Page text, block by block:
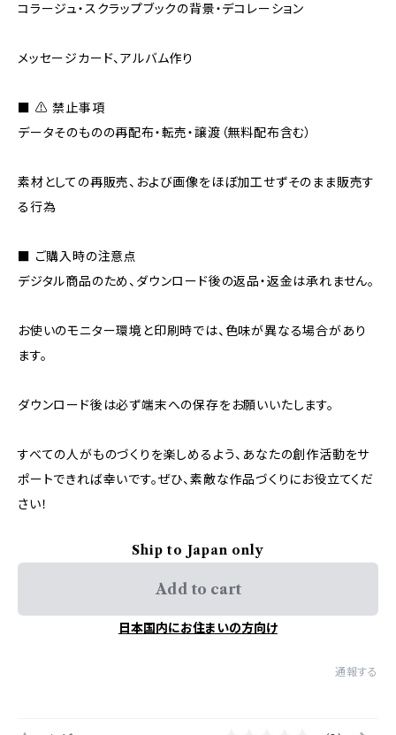
コラージュ・スクラップブックの背景・デコレーション
メッセージカード、アルバム作り
■ ⚠ 禁止事項
データそのものの再配布・転売・譲渡（無料配布含む）
素材としての再販売、および画像をほぼ加工せずそのまま販売す
る行為
■ ご購入時の注意点
デジタル商品のため、ダウンロード後の返品・返金は承れません。
お使いのモニター環境と印刷時では、色味が異なる場合があり
ます。
ダウンロード後は必ず端末への保存をお願いいたします。
すべての人がものづくりを楽しめるよう、あなたの創作活動をサ
ポートできれば幸いです。ぜひ、素敵な作品づくりにお役立てくだ
さい！
Ship to Japan only
Add to cart
日本国内にお住まいの方向け
通報する